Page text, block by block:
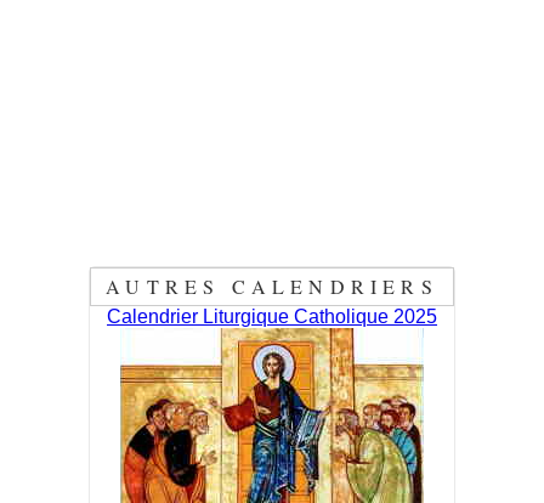
AUTRES CALENDRIERS
Calendrier Liturgique Catholique 2025